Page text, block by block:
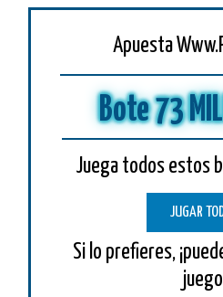
Apuesta
Bote 73
Juega todos estos
JUGAR
Si lo prefieres,